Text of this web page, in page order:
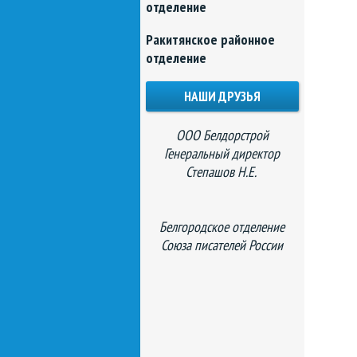
отделение
Ракитянское районное
отделение
НАШИ ДРУЗЬЯ
ООО Белдорстрой
Генеральный директор
Степашов Н.Е.
Белгородское отделение
Союза писателей России